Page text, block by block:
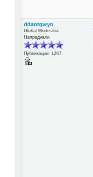
ddantgwyn
Global Moderator
Напреднали
Публикации: 1267